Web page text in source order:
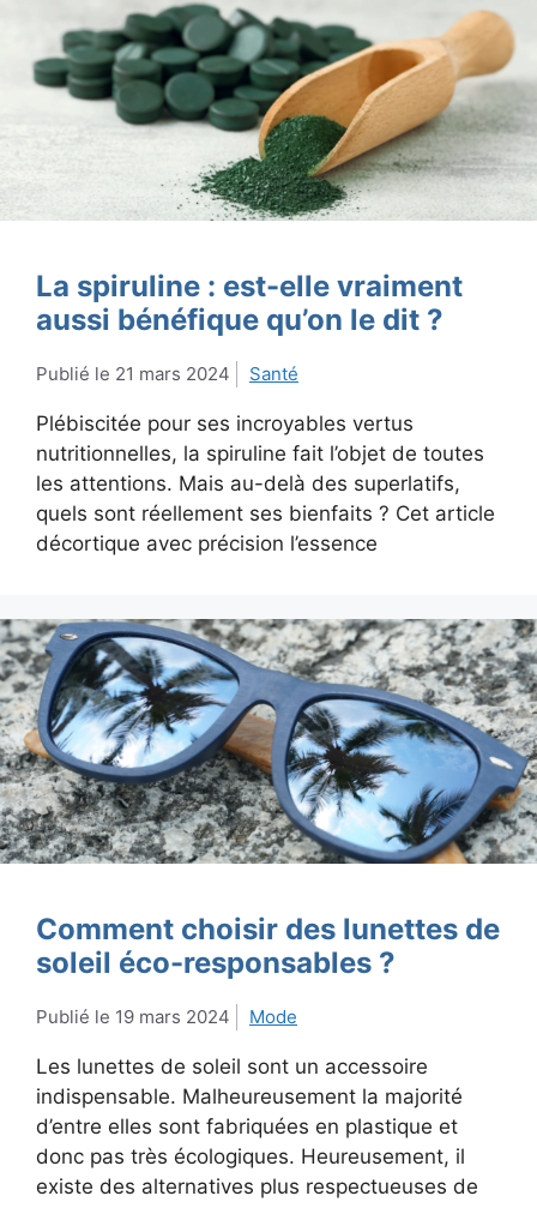
La spiruline : est-elle vraiment
aussi bénéfique qu’on le dit ?
21 mars 2024 Santé
Plébiscitée pour ses incroyables vertus
nutritionnelles, la spiruline fait l’objet de toutes
les attentions. Mais au-delà des superlatifs,
quels sont réellement ses bienfaits ? Cet article
décortique avec précision l’essence
Comment choisir des lunettes de
soleil éco-responsables ?
19 mars 2024 Mode
Les lunettes de soleil sont un accessoire
indispensable. Malheureusement la majorité
d’entre elles sont fabriquées en plastique et
donc pas très écologiques. Heureusement, il
existe des alternatives plus respectueuses de